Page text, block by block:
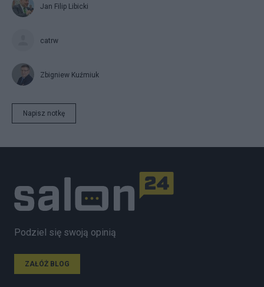
Jan Filip Libicki
catrw
Zbigniew Kuźmiuk
Napisz notkę
Podziel się swoją opinią
ZAŁÓŻ BLOG